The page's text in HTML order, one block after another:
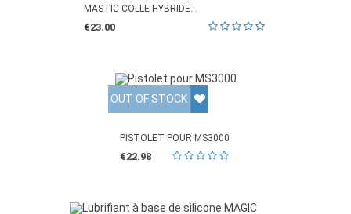
MASTIC COLLE HYBRIDE...
€23.00
OUT OF STOCK
PISTOLET POUR MS3000
€22.98